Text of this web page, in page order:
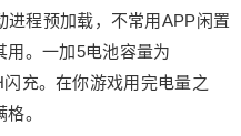
程预加载，不常用APP闲置
用。一加5电池容量为
充。在你游戏用完电量之
。